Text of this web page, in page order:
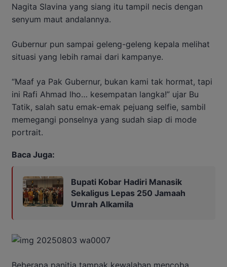
Nagita Slavina yang siang itu tampil necis dengan
senyum maut andalannya.
Gubernur pun sampai geleng-geleng kepala melihat
situasi yang lebih ramai dari kampanye.
“Maaf ya Pak Gubernur, bukan kami tak hormat, tapi
ini Rafi Ahmad lho… kesempatan langka!” ujar Bu
Tatik, salah satu emak-emak pejuang selfie, sambil
memegangi ponselnya yang sudah siap di mode
portrait.
Baca Juga:
Bupati Kobar Hadiri Manasik
Sekaligus Lepas 250 Jamaah
Umrah Alkamila